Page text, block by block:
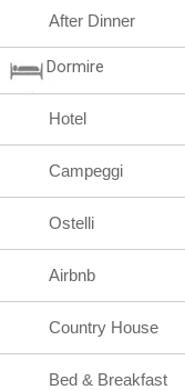
After Dinner
Dormire
Hotel
Campeggi
Ostelli
Airbnb
Country House
Bed & Breakfast